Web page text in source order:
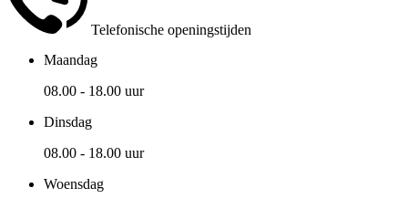
Telefonische openingstijden
Maandag
08.00 - 18.00 uur
Dinsdag
08.00 - 18.00 uur
Woensdag